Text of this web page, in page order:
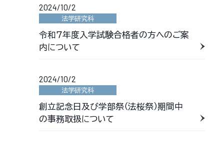
2024/10/2
法学研究科
令和７年度入学試験合格者の方へのご案
内について
2024/10/2
法学研究科
創立記念日及び学部祭（法桜祭）期間中
の事務取扱について